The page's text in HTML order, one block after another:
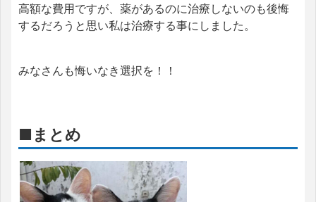
高額な費用ですが、薬があるのに治療しないのも後悔
するだろうと思い私は治療する事にしました。
みなさんも悔いなき選択を！！
■まとめ